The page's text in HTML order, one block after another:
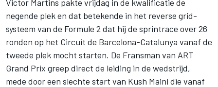
Victor Martins pakte vrijdag in de kwalificatie de
negende plek en dat betekende in het reverse grid-
systeem van de Formule 2 dat hij de sprintrace over 26
ronden op het Circuit de Barcelona-Catalunya vanaf de
tweede plek mocht starten. De Fransman van ART
Grand Prix greep direct de leiding in de wedstrijd,
mede door een slechte start van Kush Maini die vanaf